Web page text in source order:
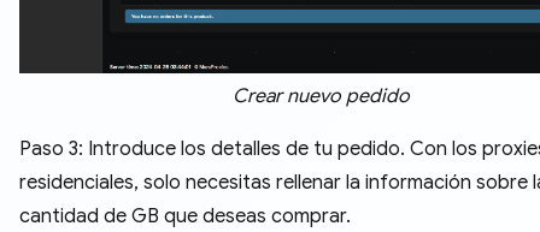
Crear nuevo pedido
Paso 3: Introduce los detalles de tu pedido. Con los
residenciales, solo necesitas rellenar la información sobre
cantidad de GB que deseas comprar.